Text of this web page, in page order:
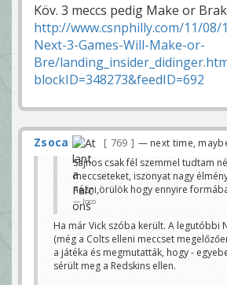
Köv. 3 meccs pedig Make or
http://www.csnphilly.com/11/
Next-3-Games-Will-Make-or-
Bre/
blockID=348273&feedID=692
Zsoca 769 — next time,
Sajnos csak fél szemmel tudtam
meccseteket, iszonyat nagy
nézni,örülök hogy ennyire
Joco
Ha már Vick szóba került. A legutóbbi
(még a Colts elleni meccset
a játéka és megmutatták, hogy -
sérült meg a Redskins ellen.